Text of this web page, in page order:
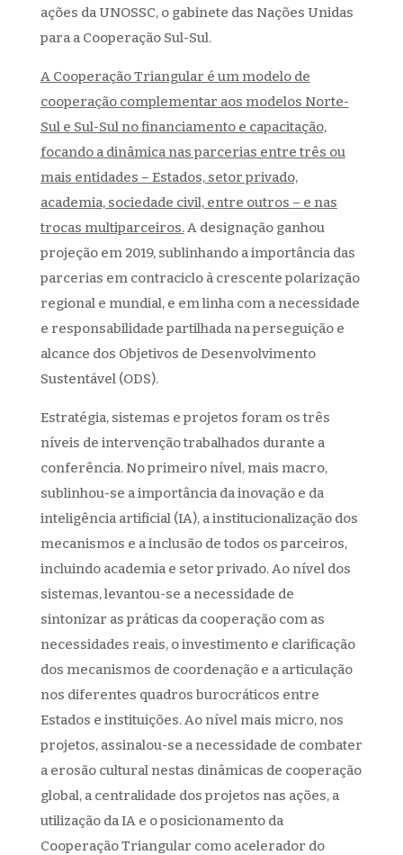
ações da UNOSSC, o gabinete das Nações Unidas
para a Cooperação Sul-Sul.
A Cooperação Triangular é um modelo de
cooperação complementar aos modelos Norte-
Sul e Sul-Sul no financiamento e capacitação,
focando a dinâmica nas parcerias entre três ou
mais entidades – Estados, setor privado,
academia, sociedade civil, entre outros – e nas
trocas multiparceiros.A designação ganhou
projeção em 2019, sublinhando a importância das
parcerias em contraciclo à crescente polarização
regional e mundial, e em linha com a necessidade
e responsabilidade partilhada na perseguição e
alcance dos Objetivos de Desenvolvimento
Sustentável (ODS).
Estratégia, sistemas e projetos foram os três
níveis de intervenção trabalhados durante a
conferência. No primeiro nível, mais macro,
sublinhou-se a importância da inovação e da
inteligência artificial (IA), a institucionalização dos
mecanismos e a inclusão de todos os parceiros,
incluindo academia e setor privado. Ao nível dos
sistemas, levantou-se a necessidade de
sintonizar as práticas da cooperação com as
necessidades reais, o investimento e clarificação
dos mecanismos de coordenação e a articulação
nos diferentes quadros burocráticos entre
Estados e instituições. Ao nível mais micro, nos
projetos, assinalou-se a necessidade de combater
a erosão cultural nestas dinâmicas de cooperação
global, a centralidade dos projetos nas ações, a
utilização da IA e o posicionamento da
Cooperação Triangular como acelerador do